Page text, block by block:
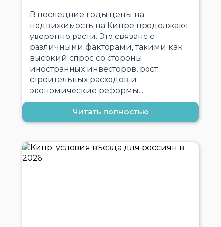
В последние годы цены на
недвижимость на Кипре продолжают
уверенно расти. Это связано с
различными факторами, такими как
высокий спрос со стороны
иностранных инвесторов, рост
строительных расходов и
экономические реформы...
Читать полностью